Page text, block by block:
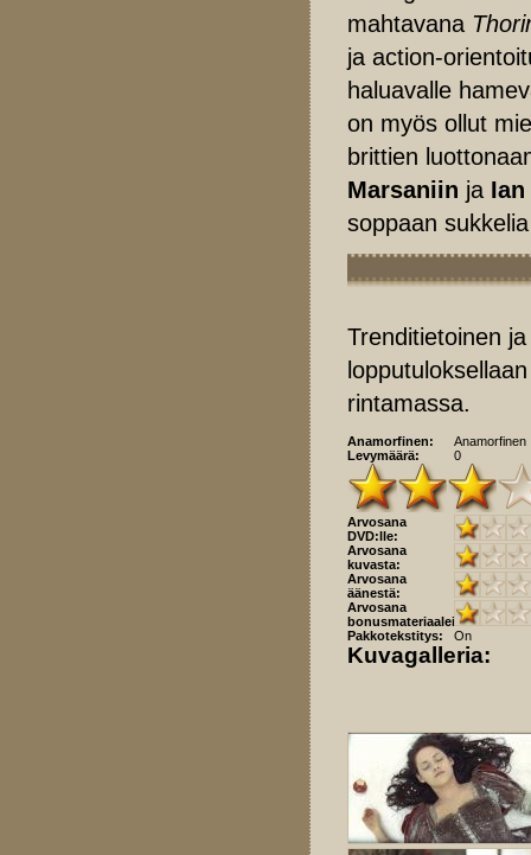
mahtavana
ja action-
haluavalle
on myös ollut
brittien
Marsaniin ja Ian
soppaan
Trenditietoinen
rintamassa.
Anamorfinen:
Anamorfinen
Levymäärä:
0
Arvosana
DVD:lle:
Arvosana
kuvasta:
Arvosana
äänestä:
Arvosana
bonusmateriaaleista:
Pakkotekstitys:
On
Kuvagalleria: